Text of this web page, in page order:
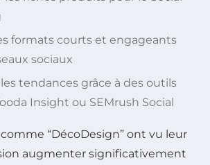
formats courts et engageants
sociaux
tendances grâce à des outils
Insight ou SEMrush Social
“DécoDesign” ont vu leur
augmenter significativement